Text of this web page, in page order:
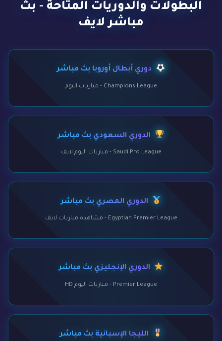
البطولات والدوريات المتاحة - بث
مباشر لايف
دوري أبطال أوروبا بث مباشر
Champions League - مباريات اليوم
الدوري السعودي بث مباشر
Saudi Pro League - مباريات اليوم لايف
الدوري المصري بث مباشر
Egyptian Premier League - مشاهدة مباريات لايف
الدوري الإنجليزي بث مباشر
Premier League - مباريات اليوم HD
الليجا الإسبانية بث مباشر